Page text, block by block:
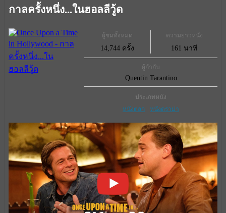
ผู้ชมทั้งหมด
14,744 ครั้ง
ความยาวหนัง
161 นาที
ผู้กำกับ
Quentin Tarantino
ประเภทหนัง
หนังตลก
หนังดราม่า
กาลครั้งหนึ่ง...ในฮอลลีวู้ด